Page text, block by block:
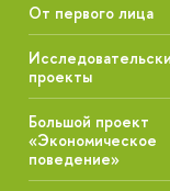
От первого лица
проекты
Большой проект
«Экономическое
поведение»